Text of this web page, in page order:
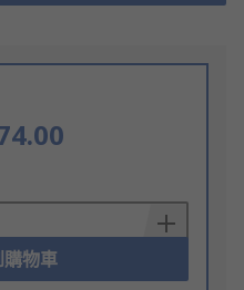
物車